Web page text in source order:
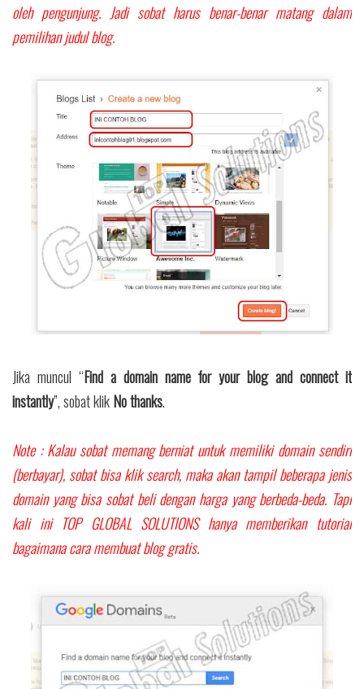
oleh pengunjung. Jadi sobat harus benar-benar matang dalam
pemilihan judul blog.
Jika muncul “Find a domain name for your blog and connect it
instantly”, sobat klikNo thanks.
Note : Kalau sobat memang berniat untuk memiliki domain sendiri
(berbayar), sobat bisa klik search, maka akan tampil beberapa jenis
domain yang bisa sobat beli dengan harga yang berbeda-beda. Tapi
kali ini TOP GLOBAL SOLUTIONS hanya memberikan tutorial
bagaimana cara membuat blog gratis.